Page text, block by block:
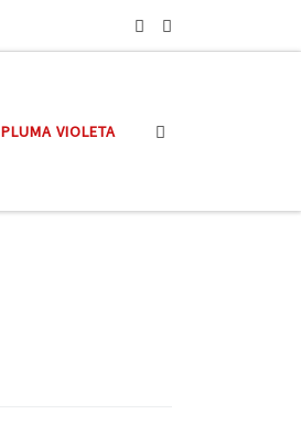
PLUMA VIOLETA